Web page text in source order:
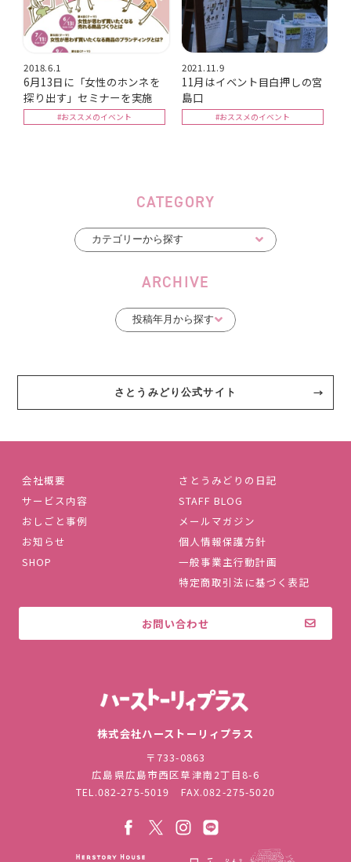
2018.6.1
6月13日に「女性のホンネを
探り出す」セミナーを実施
#おススメのイベント
2021.11.9
11月はイベント目白押しの宮
島口
#おススメのイベント
CATEGORY
ARCHIVE
さとうみどり公式サイト
会社概要
サービス内容
おしごと事例
お知らせ
SHOP
さとうみどりの日記
STAFF BLOG
メールマガジン
個人情報保護方針
一般事業主行動計画
特定商取引法に基づく表記
お問い合わせ
株式会社ハーストーリィプラス
〒733-0863
広島県広島市西区草津南2丁目8-6
TEL.082-275-5019 FAX.082-275-5020